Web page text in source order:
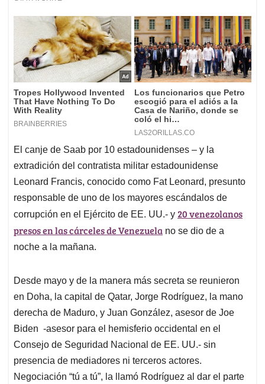
El canje de Saab por 10 estadounidenses – y la
extradición del contratista militar estadounidense
Leonard Francis, conocido como Fat Leonard, presunto
responsable de uno de los mayores escándalos de
corrupción en el Ejército de EE. UU.- y 20 venezolanos
presos en las cárceles de Venezuela no se dio de a
noche a la mañana.
Desde mayo y de la manera más secreta se reunieron
en Doha, la capital de Qatar, Jorge Rodríguez, la mano
derecha de Maduro, y Juan González, asesor de Joe
Biden -asesor para el hemisferio occidental en el
Consejo de Seguridad Nacional de EE. UU.- sin
presencia de mediadores ni terceros actores.
Negociación “tú a tú”, la llamó Rodríguez al dar el parte